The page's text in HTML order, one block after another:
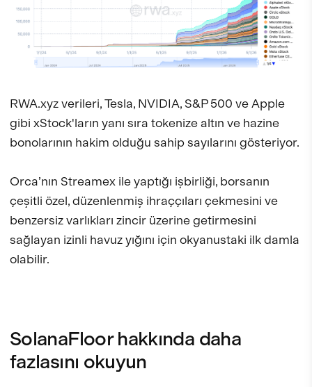
RWA.xyz verileri, Tesla, NVIDIA, S&P 500 ve Apple
gibi xStock'ların yanı sıra tokenize altın ve hazine
bonolarının hakim olduğu sahip sayılarını gösteriyor.
Orca’nın Streamex ile yaptığı işbirliği, borsanın
çeşitli özel, düzenlenmiş ihraççıları çekmesini ve
benzersiz varlıkları zincir üzerine getirmesini
sağlayan izinli havuz yığını için okyanustaki ilk damla
olabilir.
SolanaFloor hakkında daha
fazlasını okuyun